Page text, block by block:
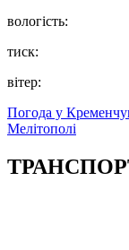
вологість:
тиск:
вітер:
Погода у
Мелітополі